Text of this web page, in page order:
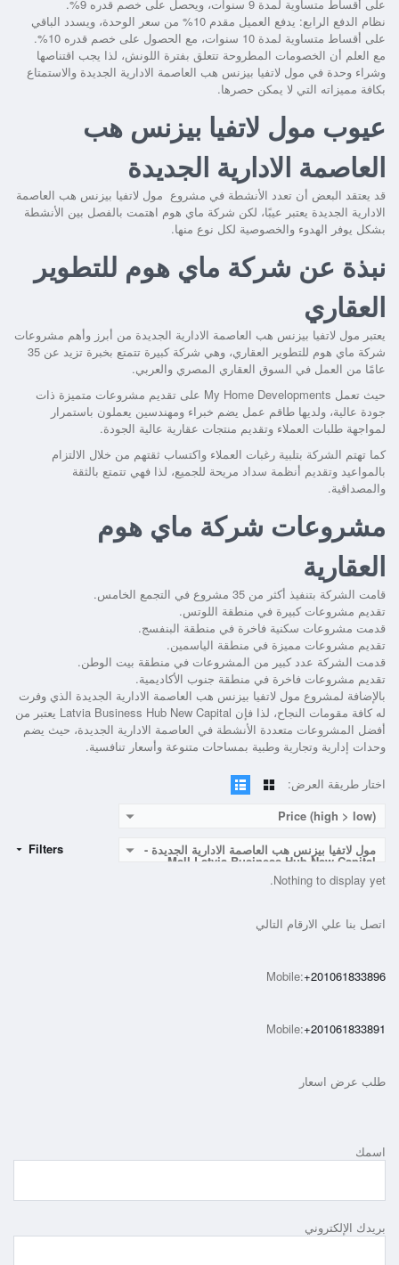
على أقساط متساوية لمدة 9 سنوات، ويحصل على خصم قدره 9%.
نظام الدفع الرابع: يدفع العميل مقدم 10% من سعر الوحدة، ويسدد الباقي
على أقساط متساوية لمدة 10 سنوات، مع الحصول على خصم قدره 10%.
مع العلم أن الخصومات المطروحة تتعلق بفترة اللونش، لذا يجب اقتناصها
وشراء وحدة في مول لاتفيا بيزنس هب العاصمة الادارية الجديدة والاستمتاع
بكافة مميزاته التي لا يمكن حصرها.
عيوب مول لاتفيا بيزنس هب
العاصمة الادارية الجديدة
قد يعتقد البعض أن تعدد الأنشطة في مشروع مول لاتفيا بيزنس هب العاصمة
الادارية الجديدة يعتبر عيبًا، لكن شركة ماي هوم اهتمت بالفصل بين الأنشطة
بشكل يوفر الهدوء والخصوصية لكل نوع منها.
نبذة عن شركة ماي هوم للتطوير
العقاري
يعتبر مول لاتفيا بيزنس هب العاصمة الادارية الجديدة من أبرز وأهم مشروعات
شركة ماي هوم للتطوير العقاري، وهي شركة كبيرة تتمتع بخبرة تزيد عن 35
عامًا من العمل في السوق العقاري المصري والعربي.
حيث تعمل My Home Developments على تقديم مشروعات متميزة ذات
جودة عالية، ولديها طاقم عمل يضم خبراء ومهندسين يعملون باستمرار
لمواجهة طلبات العملاء وتقديم منتجات عقارية عالية الجودة.
كما تهتم الشركة بتلبية رغبات العملاء واكتساب ثقتهم من خلال الالتزام
بالمواعيد وتقديم أنظمة سداد مريحة للجميع، لذا فهي تتمتع بالثقة
والمصداقية.
مشروعات شركة ماي هوم
العقارية
قامت الشركة بتنفيذ أكثر من 35 مشروع في التجمع الخامس.
تقديم مشروعات كبيرة في منطقة اللوتس.
قدمت مشروعات سكنية فاخرة في منطقة البنفسج.
تقديم مشروعات مميزة في منطقة الياسمين.
قدمت الشركة عدد كبير من المشروعات في منطقة بيت الوطن.
تقديم مشروعات فاخرة في منطقة جنوب الأكاديمية.
بالإضافة لمشروع مول لاتفيا بيزنس هب العاصمة الادارية الجديدة الذي وفرت
له كافة مقومات النجاح، لذا فإن Latvia Business Hub New Capital يعتبر من
أفضل المشروعات متعددة الأنشطة في العاصمة الادارية الجديدة، حيث يضم
وحدات إدارية وتجارية وطبية بمساحات متنوعة وأسعار تنافسية.
اختار طريقة العرض:
Price (high > low)
مول لاتفيا بيزنس هب العاصمة الادارية الجديدة -
Mall Latvia Business Hub New Capital
Filters
Nothing to display yet.
اتصل بنا علي الارقام التالي
Mobile:+201061833896
Mobile:+201061833891
طلب عرض اسعار
اسمك
بريدك الإلكتروني